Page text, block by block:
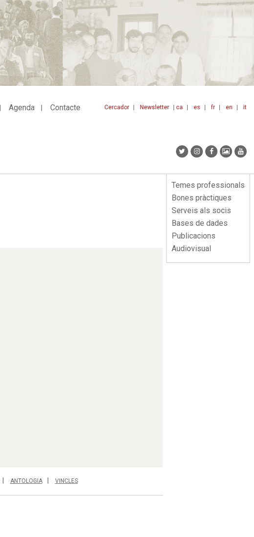
ca es fr en it
Cercador Newsletter
Agenda Contacte
Menu
lateral
Temes professionals
Bones pràctiques
Serveis als socis
Bases de dades
Publicacions
Audiovisual
ANTOLOGIA VINCLES